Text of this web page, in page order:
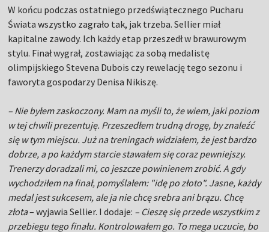
W końcu podczas ostatniego przedświątecznego Pucharu
Świata wszystko zagrało tak, jak trzeba. Sellier miał
kapitalne zawody. Ich każdy etap przeszedł w brawurowym
stylu. Finał wygrał, zostawiając za sobą medalistę
olimpijskiego Stevena Dubois czy rewelację tego sezonu i
faworyta gospodarzy Denisa Nikiszę.
– Nie byłem zaskoczony. Mam na myśli to, że wiem, jaki poziom
w tej chwili prezentuję. Przeszedłem trudną drogę, by znaleźć
się w tym miejscu. Już na treningach widziałem, że jest bardzo
dobrze, a po każdym starcie stawałem się coraz pewniejszy.
Trenerzy doradzali mi, co jeszcze powinienem zrobić. A gdy
wychodziłem na finał, pomyślałem: "idę po złoto". Jasne, każdy
medal jest sukcesem, ale ja nie chcę srebra ani brązu. Chcę
złota– wyjawia Sellier. I dodaje: – Cieszę się przede wszystkim z
przebiegu tego finału. Kontrolowałem go. To mega uczucie, bo